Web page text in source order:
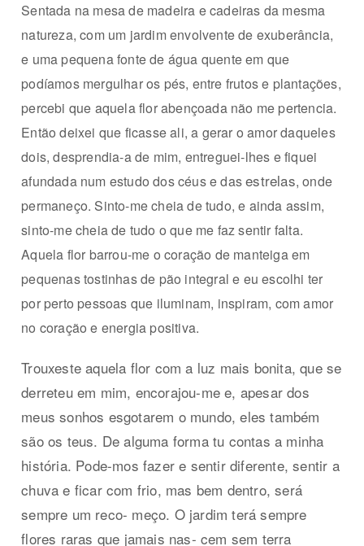
Sentada na mesa de madeira e cadeiras da mesma
natureza, com um jardim envolvente de exuberância,
e uma pequena fonte de água quente em que
podíamos mergulhar os pés, entre frutos e plantações,
percebi que aquela flor abençoada não me pertencia.
Então deixei que ficasse ali, a gerar o amor daqueles
dois, desprendia-a de mim, entreguei-lhes e fiquei
afundada num estudo dos céus e dasestrelas, onde
permaneço. Sinto-me cheia de tudo, e ainda assim,
sinto-me cheia de tudo o que me faz sentir falta.
Aquela flor barrou-me o coração de manteiga em
pequenas tostinhas de pão integral e eu escolhi ter
por perto pessoas que iluminam, inspiram, com amor
no coração e energia positiva.
Trouxeste aquela flor com a luz mais bonita, que se
derreteu em mim, encorajou-me e, apesar dos
meus sonhos esgotarem o mundo, eles também
são os teus. De alguma forma tu contas a minha
história. Pode-mos fazer e sentir diferente, sentir a
chuva e ficar com frio, mas bem dentro, será
sempre um reco- meço. O jardim terá sempre
flores raras que jamais nas- cem sem terra